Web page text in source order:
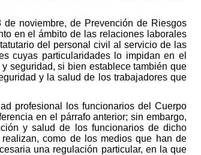
noviembre, de Prevención de Riesgos
en el ámbito de las relaciones laborales
del personal civil al servicio de las
cuyas particularidades lo impidan en el
seguridad, si bien establece también que
y la salud de los trabajadores que
profesional los funcionarios del Cuerpo
en el párrafo anterior; sin embargo,
y salud de los funcionarios de dicho
como de los medios que han de
una regulación particular, en la que